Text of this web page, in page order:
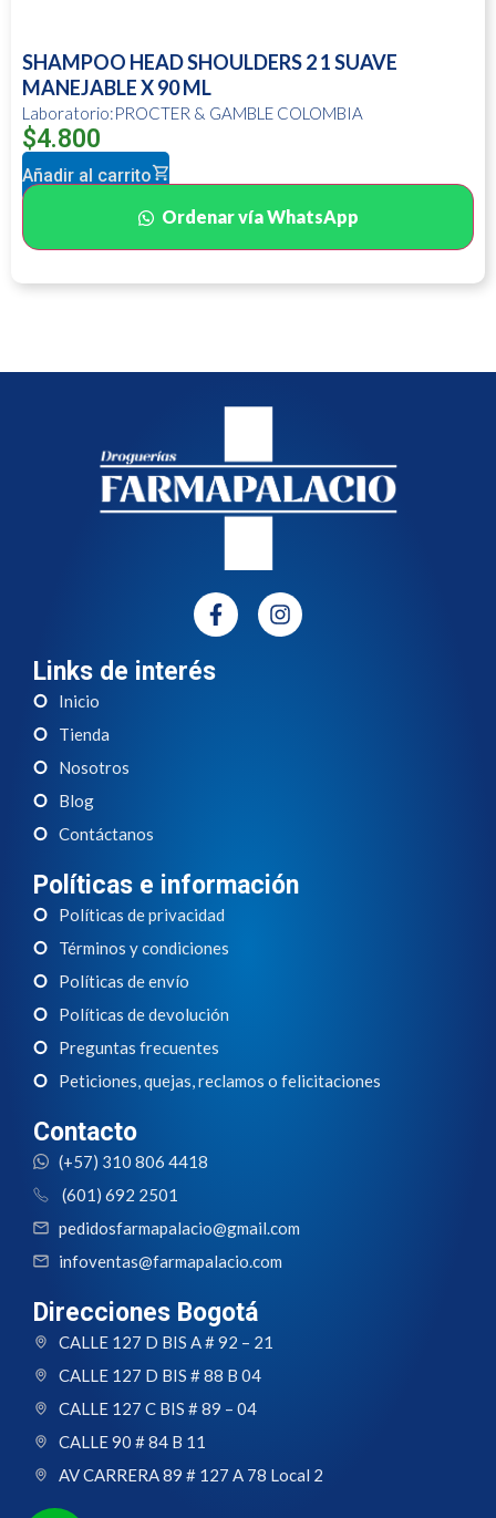
SHAMPOO HEAD SHOULDERS 2 1 SUAVE
MANEJABLE X 90 ML
Laboratorio:PROCTER & GAMBLE COLOMBIA
$4.800
Añadir al carrito
Ordenar vía WhatsApp
Links de interés
Inicio
Tienda
Nosotros
Blog
Contáctanos
Políticas e información
Políticas de privacidad
Términos y condiciones
Políticas de envío
Políticas de devolución
Preguntas frecuentes
Peticiones, quejas, reclamos o felicitaciones
Contacto
(+57) 310 806 4418
(601) 692 2501
pedidosfarmapalacio@gmail.com
infoventas@farmapalacio.com
Direcciones Bogotá
CALLE 127 D BIS A # 92 – 21
CALLE 127 D BIS # 88 B 04
CALLE 127 C BIS # 89 – 04
CALLE 90 # 84 B 11
AV CARRERA 89 # 127 A 78 Local 2